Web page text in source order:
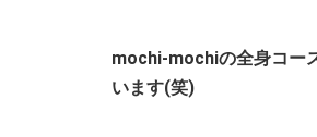
mochi-mochiの全身コー
います(笑)